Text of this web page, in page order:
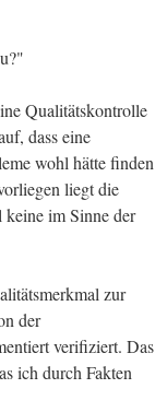
Qualitätskontrolle
dass eine
wohl hätte finden
liegt die
keine im Sinne der
zur
der
verifiziert. Das
ich durch Fakten